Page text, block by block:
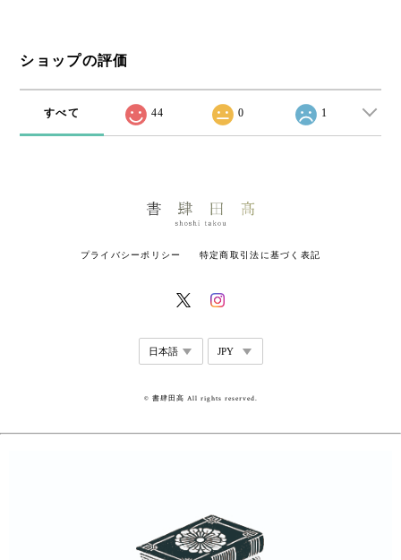
ショップの評価
すべて 44 0 1
プライバシーポリシー 特定商取引法に基づく表記
© 書肆田高 All rights reserved.